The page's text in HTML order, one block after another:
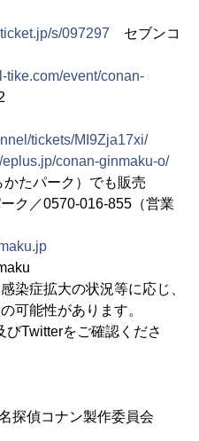
s/097297 セブンコ
tike.com/event/conan-
tickets/MI9Zja17xi/
eplus.jp/conan-ginmaku-o/
たパーク）でも販売
ク／0570-016-855（営業
染症拡大の状況等に応じ、
可能性があります。
Twitterをご確認くださ
探偵コナン製作委員会